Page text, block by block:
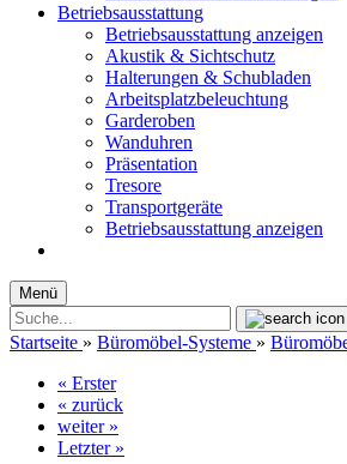
Betriebsausstattung
Betriebsausstattung anzeigen
Akustik & Sichtschutz
Halterungen & Schubladen
Arbeitsplatzbeleuchtung
Garderoben
Wanduhren
Präsentation
Tresore
Transportgeräte
Betriebsausstattung anzeigen
Menü
Startseite » Büromöbel-Systeme »
« Erster
« zurück
weiter »
Letzter »